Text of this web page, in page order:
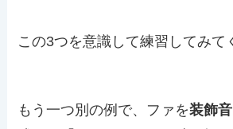
この3つを意識して練習してみて
もう一つ別の例で、ファを装飾音